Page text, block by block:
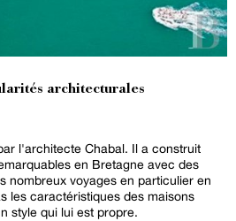
architecturales
l'architecte Chabal. Il a construit
en Bretagne avec des
nombreux voyages en particulier en
les caractéristiques des maisons
style qui lui est propre.